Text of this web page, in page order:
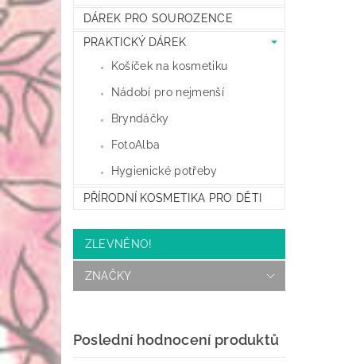
DÁREK PRO SOUROZENCE
PRAKTICKÝ DÁREK
Košíček na kosmetiku
Nádobí pro nejmenší
Bryndáčky
FotoAlba
Hygienické potřeby
PŘÍRODNÍ KOSMETIKA PRO DĚTI
ZLEVNĚNO!
ZNAČKY
Poslední hodnocení produktů